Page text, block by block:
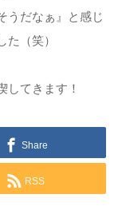
うだなぁ』と感じ
（笑）
してきます！
Share
RSS